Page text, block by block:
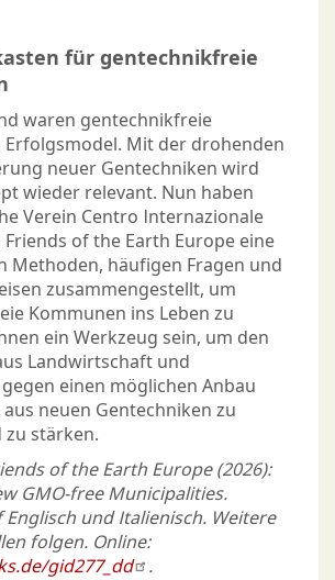
für gentechnikfreie
waren gentechnikfreie
Erfolgsmodel. Mit der drohenden
neuer Gentechniken wird
wieder relevant. Nun haben
Verein Centro Internazionale
Friends of the Earth Europe eine
Methoden, häufigen Fragen und
zusammengestellt, um
Kommunen ins Leben zu
ein Werkzeug sein, um den
Landwirtschaft und
einen möglichen Anbau
neuen Gentechniken zu
stärken.
of the Earth Europe (2026):
GMO-free Municipalities.
und Italienisch. Weitere
folgen. Online:
gid277_dd
.